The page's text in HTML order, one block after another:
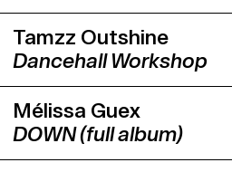
Tamzz Outshine
Dancehall Workshop
Mélissa Guex
DOWN (full album)